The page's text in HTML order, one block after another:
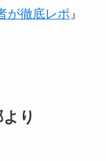
が徹底レポ』
り